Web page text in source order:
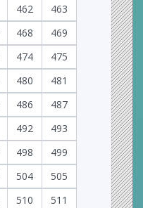
462
463
468
469
474
475
480
481
486
487
492
493
498
499
504
505
510
511